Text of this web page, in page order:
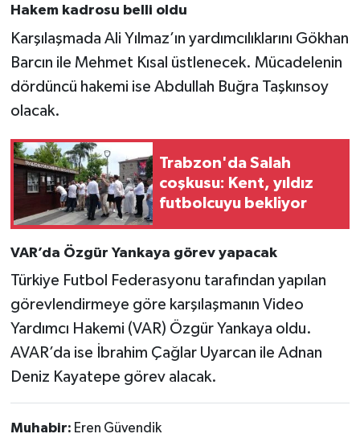
Hakem kadrosu belli oldu
Karşılaşmada Ali Yılmaz’ın yardımcılıklarını Gökhan
Barcın ile Mehmet Kısal üstlenecek. Mücadelenin
dördüncü hakemi ise Abdullah Buğra Taşkınsoy
olacak.
Trabzon'da Salah
coşkusu: Kent, yıldız
futbolcuyu bekliyor
VAR’da Özgür Yankaya görev yapacak
Türkiye Futbol Federasyonu tarafından yapılan
görevlendirmeye göre karşılaşmanın Video
Yardımcı Hakemi (VAR) Özgür Yankaya oldu.
AVAR’da ise İbrahim Çağlar Uyarcan ile Adnan
Deniz Kayatepe görev alacak.
Muhabir: Eren Güvendik